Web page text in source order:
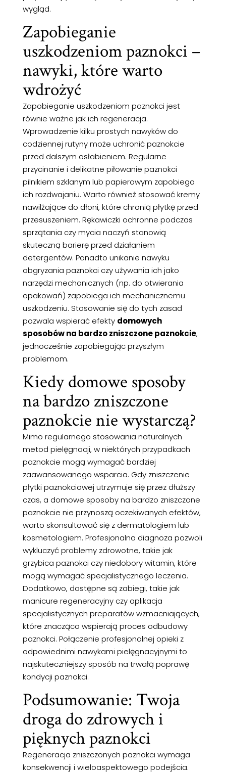
wygląd.
Zapobieganie
uszkodzeniom paznokci –
nawyki, które warto
wdrożyć
Zapobieganie uszkodzeniom paznokci jest
równie ważne jak ich regeneracja.
Wprowadzenie kilku prostych nawyków do
codziennej rutyny może uchronić paznokcie
przed dalszym osłabieniem. Regularne
przycinanie i delikatne piłowanie paznokci
pilnikiem szklanym lub papierowym zapobiega
ich rozdwajaniu. Warto również stosować kremy
nawilżające do dłoni, które chronią płytkę przed
przesuszeniem. Rękawiczki ochronne podczas
sprzątania czy mycia naczyń stanowią
skuteczną barierę przed działaniem
detergentów. Ponadto unikanie nawyku
obgryzania paznokci czy używania ich jako
narzędzi mechanicznych (np. do otwierania
opakowań) zapobiega ich mechanicznemu
uszkodzeniu. Stosowanie się do tych zasad
pozwala wspierać efekty domowych
sposobów na bardzo zniszczone paznokcie,
jednocześnie zapobiegając przyszłym
problemom.
Kiedy domowe sposoby
na bardzo zniszczone
paznokcie nie wystarczą?
Mimo regularnego stosowania naturalnych
metod pielęgnacji, w niektórych przypadkach
paznokcie mogą wymagać bardziej
zaawansowanego wsparcia. Gdy zniszczenie
płytki paznokciowej utrzymuje się przez dłuższy
czas, a domowe sposoby na bardzo zniszczone
paznokcie nie przynoszą oczekiwanych efektów,
warto skonsultować się z dermatologiem lub
kosmetologiem. Profesjonalna diagnoza pozwoli
wykluczyć problemy zdrowotne, takie jak
grzybica paznokci czy niedobory witamin, które
mogą wymagać specjalistycznego leczenia.
Dodatkowo, dostępne są zabiegi, takie jak
manicure regeneracyjny czy aplikacja
specjalistycznych preparatów wzmacniających,
które znacząco wspierają proces odbudowy
paznokci. Połączenie profesjonalnej opieki z
odpowiednimi nawykami pielęgnacyjnymi to
najskuteczniejszy sposób na trwałą poprawę
kondycji paznokci.
Podsumowanie: Twoja
droga do zdrowych i
pięknych paznokci
Regeneracja zniszczonych paznokci wymaga
konsekwencji i wieloaspektowego podejścia.